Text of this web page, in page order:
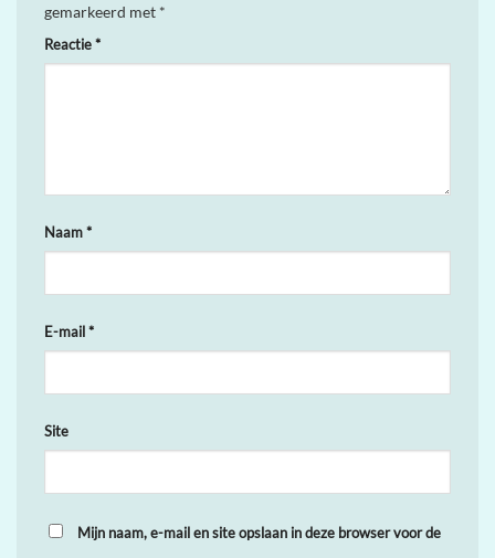
gemarkeerd met *
Reactie *
Naam *
E-mail *
Site
Mijn naam, e-mail en site opslaan in deze browser voor de